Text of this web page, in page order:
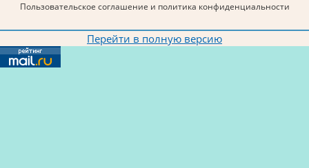
Пользовательское соглашение и политика конфиденциальности
Перейти в полную версию